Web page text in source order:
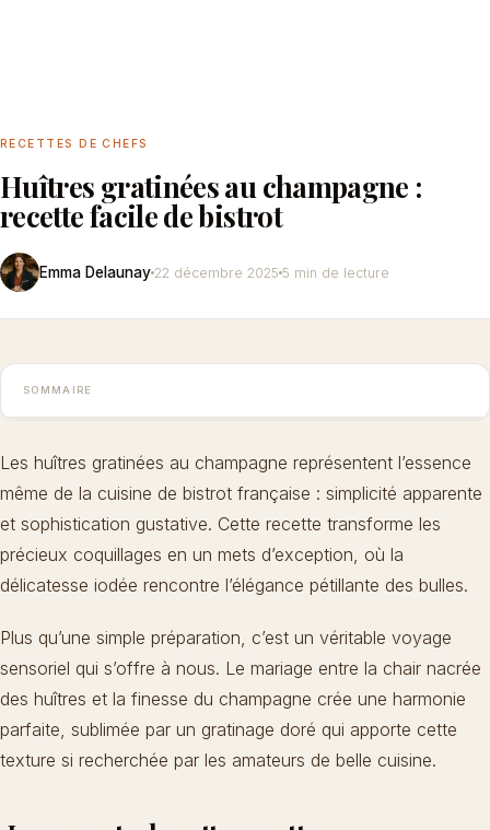
RECETTES DE CHEFS
Huîtres gratinées au champagne :
recette facile de bistrot
Emma Delaunay 22 décembre 2025 5 min de lecture
SOMMAIRE
Les huîtres gratinées au champagne représentent l’essence
même de la cuisine de bistrot française : simplicité apparente
et sophistication gustative. Cette recette transforme les
précieux coquillages en un mets d’exception, où la
délicatesse iodée rencontre l’élégance pétillante des bulles.
Plus qu’une simple préparation, c’est un véritable voyage
sensoriel qui s’offre à nous. Le mariage entre la chair nacrée
des huîtres et la finesse du champagne crée une harmonie
parfaite, sublimée par un gratinage doré qui apporte cette
texture si recherchée par les amateurs de belle cuisine.